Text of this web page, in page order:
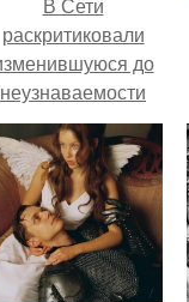
раскритиковали
до
неузнаваемости
Марину зудину.